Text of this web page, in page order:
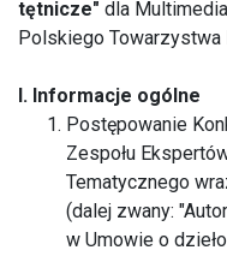
tętnicze" dla
Polskiego
I. Informacje ogólne
Postępowanie
Zespołu
Tematycznego
(dalej zwany:
w Umowie o